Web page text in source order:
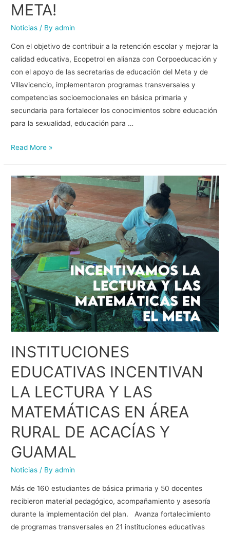
META!
Noticias / Byadmin
Con el objetivo de contribuir a la retención escolar y mejorar la
calidad educativa, Ecopetrol en alianza con Corpoeducación y
con el apoyo de las secretarías de educación del Meta y de
Villavicencio, implementaron programas transversales y
competencias socioemocionales en básica primaria y
secundaria para fortalecer los conocimientos sobre educación
para la sexualidad, educación para …
Read More »
INSTITUCIONES
EDUCATIVAS INCENTIVAN
LA LECTURA Y LAS
MATEMÁTICAS EN ÁREA
RURAL DE ACACÍAS Y
GUAMAL
Noticias / Byadmin
Más de 160 estudiantes de básica primaria y 50 docentes
recibieron material pedagógico, acompañamiento y asesoría
durante la implementación del plan. Avanza fortalecimiento
de programas transversales en 21 instituciones educativas